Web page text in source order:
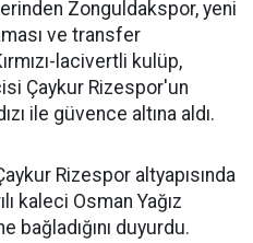
Zonguldakspor, yeni
ve transfer
lacivertli kulüp,
Çaykur Rizespor'un
ile güvence altına aldı.
Rizespor altyapısında
kaleci Osman Yağız
bağladığını duyurdu.